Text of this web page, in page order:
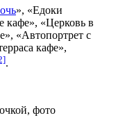
», «Едоки
кафе», «Церковь в
, «Автопортрет с
кафе»,
.
фото